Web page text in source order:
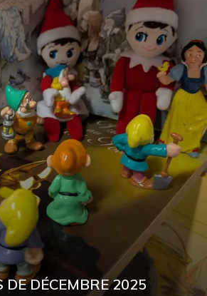
DE DÉCEMBRE 2025